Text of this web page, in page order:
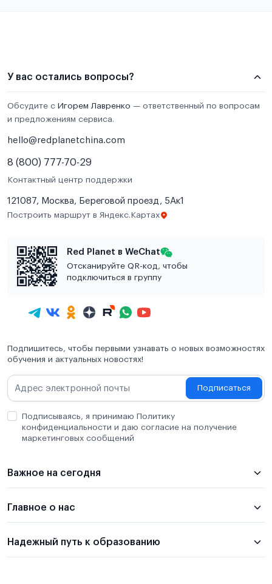
У вас остались вопросы?
Обсудите с Игорем Лавренко — ответственный по вопросам
и предложениям сервиса.
hello@redplanetchina.com
8 (800) 777-70-29
Контактный центр поддержки
121087, Москва, Береговой проезд, 5Ак1
Построить маршрут в Яндекс.Картах
Red Planet в WeChat
Отсканируйте QR-код, чтобы
подключиться в группу
Подпишитесь, чтобы первыми узнавать о новых возможностях
обучения и актуальных новостях!
Подписаться
Подписываясь, я принимаю Политику
конфиденциальности и даю согласие на получение
маркетинговых сообщений
Важное на сегодня
Главное о нас
Надежный путь к образованию